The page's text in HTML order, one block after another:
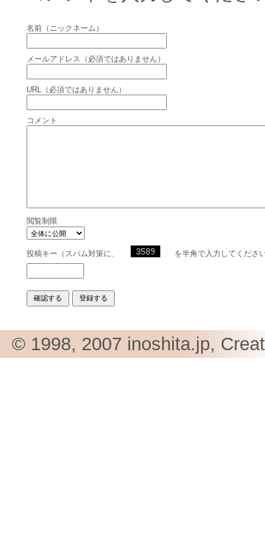
名前（ニックネーム）
メールアドレス（必須ではありません）
URL（必須ではありません）
コメント
閲覧制限
投稿キー（スパム対策に、 を半角で入力してくださ
© 1998, 2007 inoshita.jp,